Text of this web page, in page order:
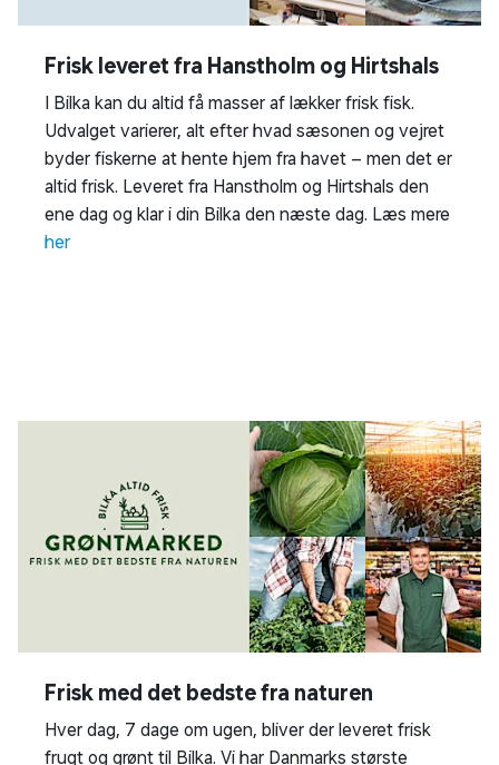
Frisk leveret fra Hanstholm og Hirtshals
I Bilka kan du altid få masser af lækker frisk fisk.
Udvalget varierer, alt efter hvad sæsonen og vejret
byder fiskerne at hente hjem fra havet – men det er
altid frisk. Leveret fra Hanstholm og Hirtshals den
ene dag og klar i din Bilka den næste dag. Læs mere
her
Frisk med det bedste fra naturen
Hver dag, 7 dage om ugen, bliver der leveret frisk
frugt og grønt til Bilka. Vi har Danmarks største